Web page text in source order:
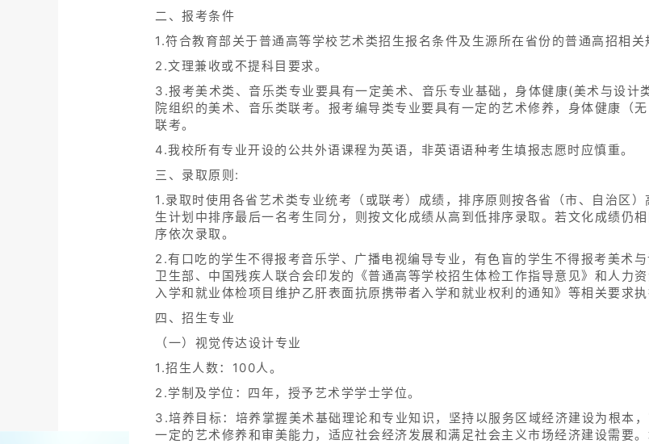
二、报考条件
1.符合教育部关于普通高等学校艺术类招生报名条件及生源所在省份的普通高招相关
2.文理兼收或不提科目要求。
3.报考美术类、音乐类专业要具有一定美术、音乐专业基础，身体健康(美术与设计
院组织的美术、音乐类联考。报考编导类专业要具有一定的艺术修养，身体健康（
联考。
4.我校所有专业开设的公共外语课程为英语，非英语语种考生填报志愿时应慎重。
三、录取原则:
1.录取时使用各省艺术类专业统考（或联考）成绩，排序原则按各省（市、自治区
生计划中排序最后一名考生同分，则按文化成绩从高到低排序录取。若文化成绩仍
序依次录取。
2.有口吃的学生不得报考音乐学、广播电视编导专业，有色盲的学生不得报考美术
卫生部、中国残疾人联合会印发的《普通高等学校招生体检工作指导意见》和人力
入学和就业体检项目维护乙肝表面抗原携带者入学和就业权利的通知》等相关要求执
四、招生专业
（一）视觉传达设计专业
1.招生人数：100人。
2.学制及学位：四年，授予艺术学学士学位。
3.培养目标：培养掌握美术基础理论和专业知识，坚持以服务区域经济建设为根本
一定的艺术修养和审美能力，适应社会经济发展和满足社会主义市场经济建设需要